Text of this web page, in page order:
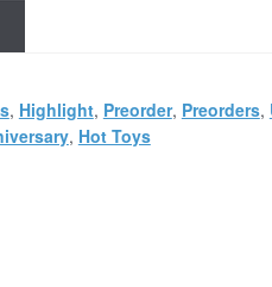
, Highlight, Preorder, Preorders,
, Hot Toys